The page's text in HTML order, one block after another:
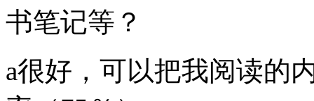
书笔记等？
a很好，可以把我阅读的